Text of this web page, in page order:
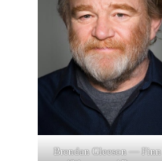
Brendan Gleeson — Finn